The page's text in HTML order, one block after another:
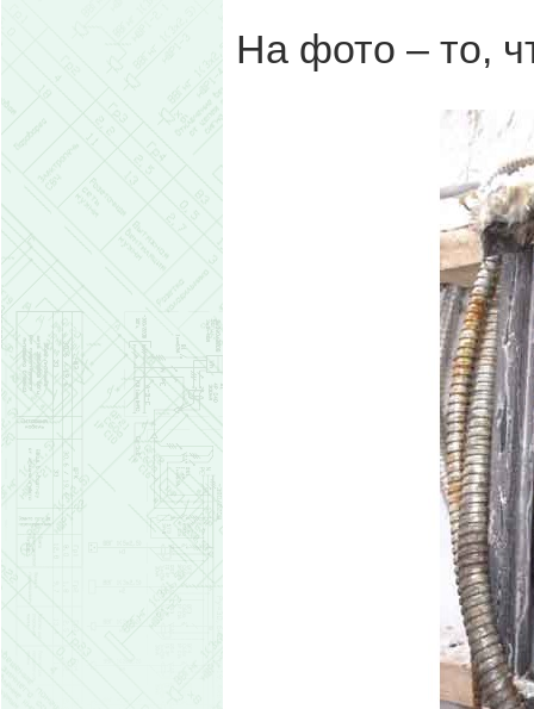
На фото – то,